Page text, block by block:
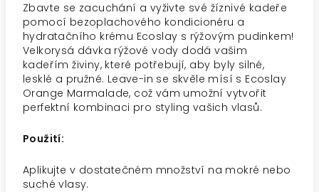
Zbavte se zacuchání a vyživte své žíznivé kadeře
pomocí bezoplachového kondicionéru a
hydratačního krému Ecoslay s rýžovým pudinkem!
Velkorysá dávka rýžové vody dodá vašim
kadeřím živiny, které potřebují, aby byly silné,
lesklé a pružné. Leave-in se skvěle mísí s Ecoslay
Orange Marmalade, což vám umožní vytvořit
perfektní kombinaci pro styling vašich vlasů.
Použití:
Aplikujte v dostatečném množství na mokré nebo
suché vlasy.